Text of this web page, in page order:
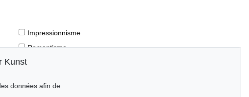
Impressionnisme
Romantisme
Kunst
données afin de